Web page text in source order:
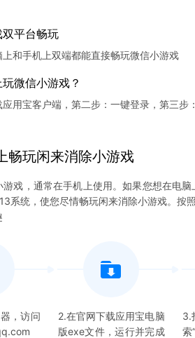
平台畅玩
和手机上双端都能直接畅玩微信小游戏
微信小游戏？
用宝客户端，第二步：一键登录，第三步
畅玩闲来消除小游戏
游戏，通常在手机上使用。如果您想在电
系统，使您尽情畅玩闲来消除小游戏。按
，访问
2.在官网下载应用宝电脑
版exe文件，运行并完成
3.
索“